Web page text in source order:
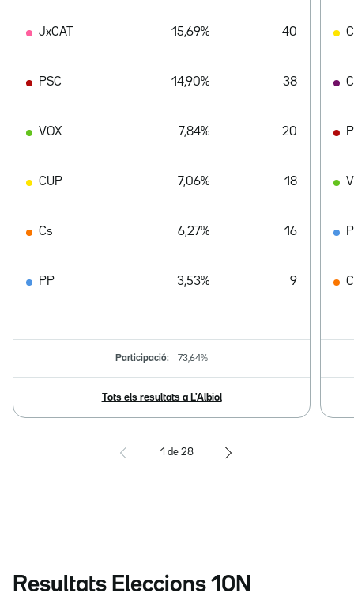
JxCAT 15,69% 40
PSC 14,90% 38
VOX 7,84% 20
CUP 7,06% 18
Cs 6,27% 16
PP 3,53% 9
Participació: 73,64%
Tots els resultats a L'Albiol
1 de 28
Resultats Eleccions 10N